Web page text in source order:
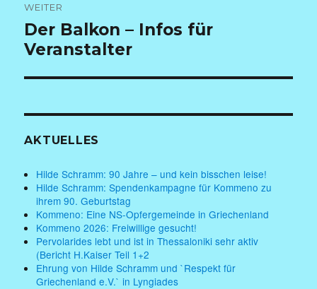
WEITER
Nächster
Beitrag:
Der Balkon – Infos für
Veranstalter
AKTUELLES
Hilde Schramm: 90 Jahre – und kein bisschen leise!
Hilde Schramm: Spendenkampagne für Kommeno zu
ihrem 90. Geburtstag
Kommeno: Eine NS-Opfergemeinde in Griechenland
Kommeno 2026: Freiwillige gesucht!
Pervolarides lebt und ist in Thessaloniki sehr aktiv
(Bericht H.Kaiser Teil 1+2
Ehrung von Hilde Schramm und `Respekt für
Griechenland e.V.` in Lyngiades